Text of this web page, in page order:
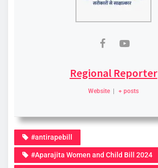
Regional Reporter
Website + posts
#antirapebill
#Aparajita Women and Child Bill 2024